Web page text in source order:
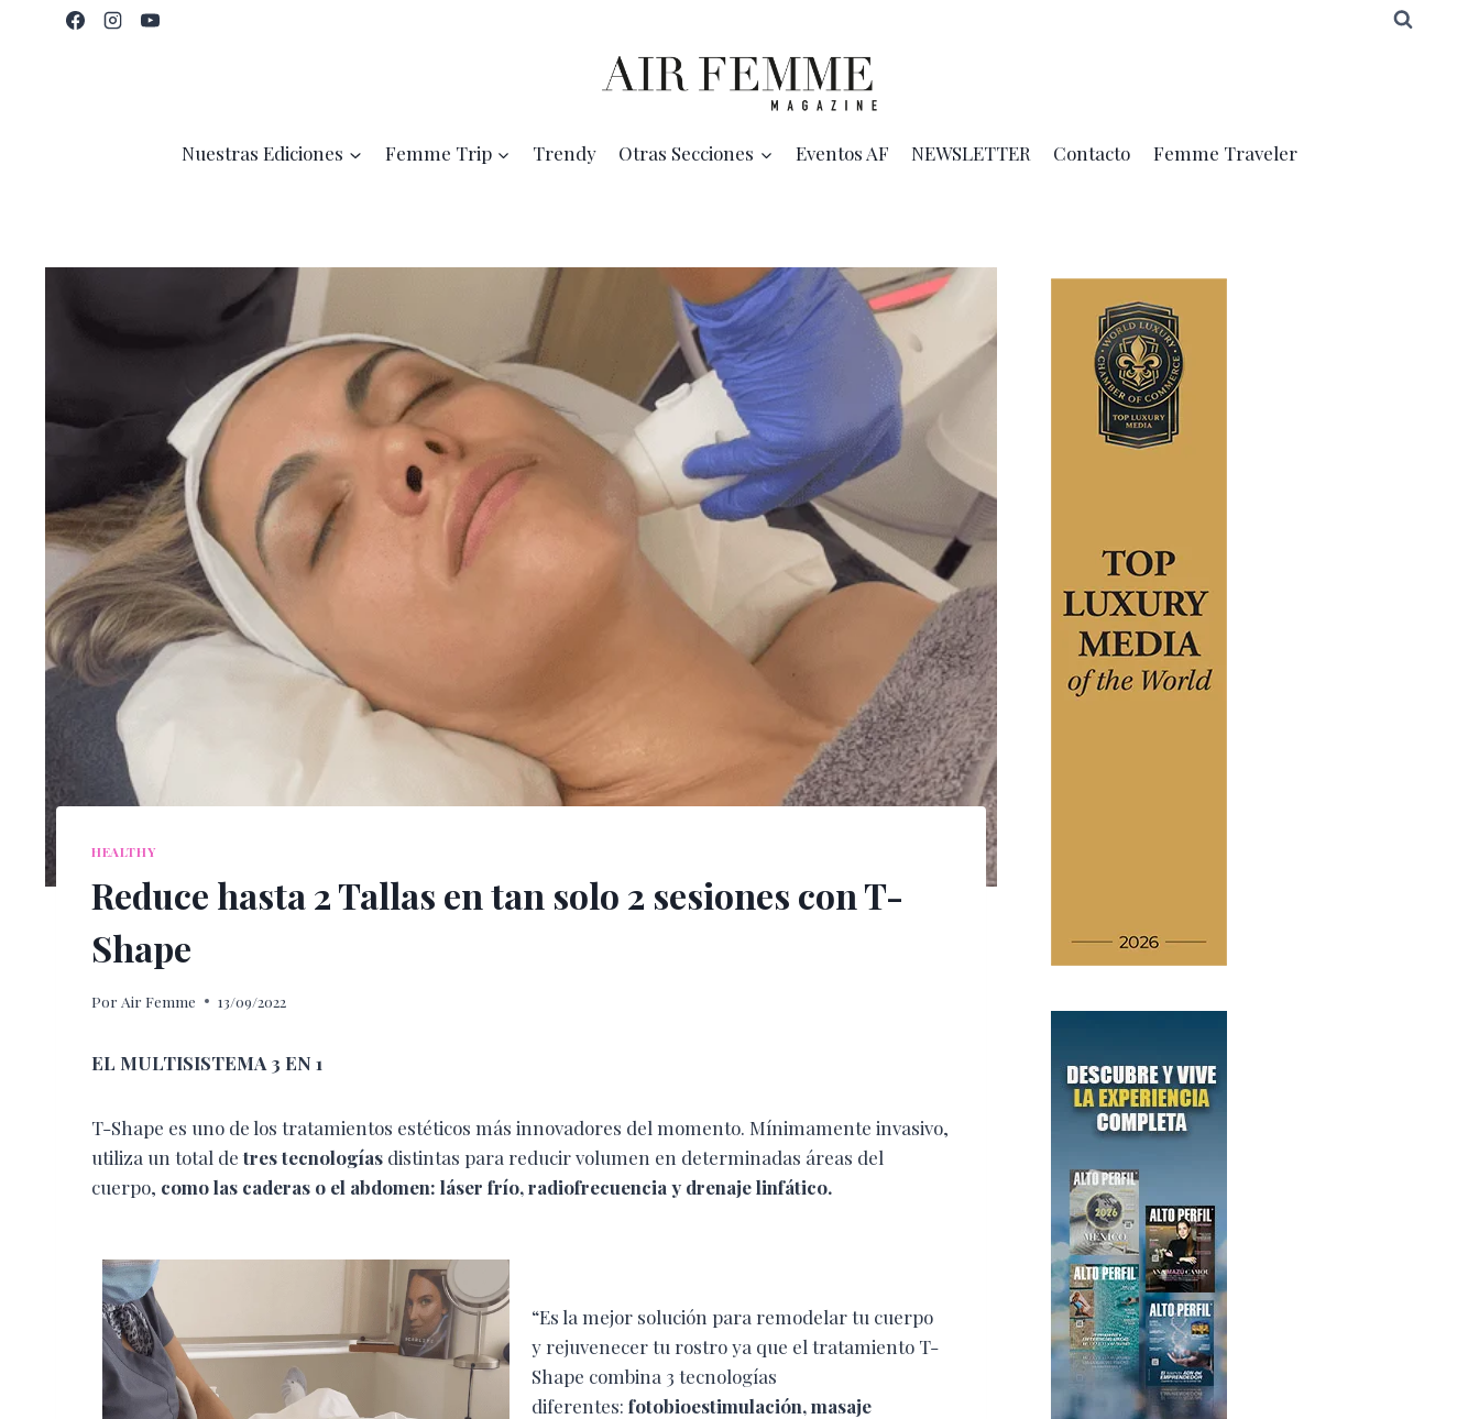
Nuestras Ediciones Femme Trip Trendy Otras Secciones Eventos AF NEWSLETTER Contacto Femme Traveler
HEALTHY
Reduce hasta 2 Tallas en tan solo 2 sesiones con T-
Shape
Por Air Femme 13/09/2022
EL MULTISISTEMA 3 EN 1
T-Shape es uno de los tratamientos estéticos más innovadores del momento. Mínimamente invasivo,
utiliza un total detres tecnologías distintas para reducir volumen en determinadas áreas del
cuerpo, como las caderas o el abdomen: láser frío, radiofrecuencia y drenaje linfático.
“Es la mejor solución para remodelar tu cuerpo
y rejuvenecer tu rostro ya que el tratamiento T-
Shape combina 3 tecnologías
diferentes:fotobioestimulación, masaje